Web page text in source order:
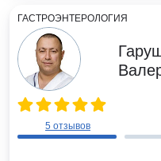
ГАСТРОЭНТЕРОЛОГИЯ
5 отзывов